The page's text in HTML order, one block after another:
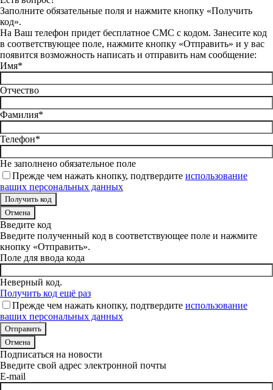
Заполните обязательные поля и нажмите кнопку «Получить
код».
На Ваш телефон придет бесплатное СМС с кодом. Занесите код
в соответствующее поле, нажмите кнопку «Отправить» и у вас
появится возможность написать и отправить нам сообщение:
Имя*
Отчество
Фамилия*
Телефон*
Не заполнено обязательное поле
Прежде чем нажать кнопку, подтвердите использование
ваших персональных данных
Отмена
Введите код
Введите полученный код в соответствующее поле и нажмите
кнопку «Отправить».
Поле для ввода кода
Неверный код.
Получить код ещё раз
Прежде чем нажать кнопку, подтвердите использование
ваших персональных данных
Отмена
Подписаться на новости
Введите свой адрес электронной почты
E-mail